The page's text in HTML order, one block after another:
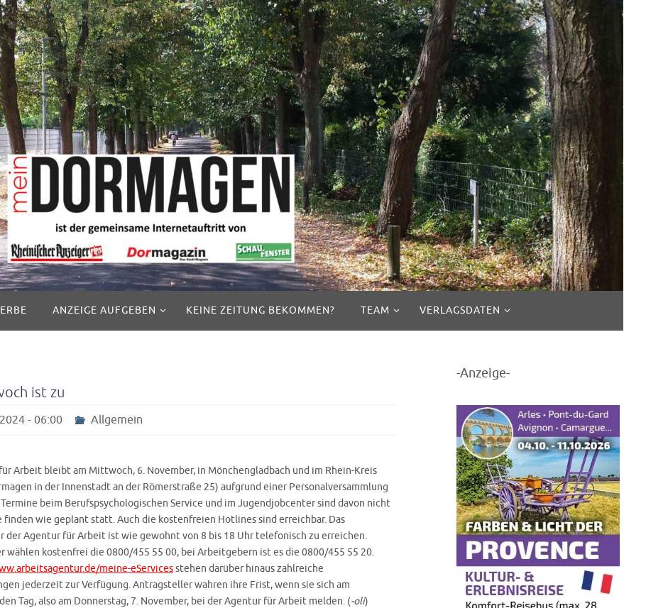
ANZEIGE AUFGEBEN KEINE ZEITUNG BEKOMMEN? TEAM VERLAGSDATEN
ist zu
- 06:00 Allgemein
Arbeit bleibt am Mittwoch, 6. November, in Mönchengladbach und im Rhein-Kreis
in der Innenstadt an der Römerstraße 25) aufgrund einer Personalversammlung
beim Berufspsychologischen Service und im Jugendjobcenter sind davon nicht
finden wie geplant statt. Auch die kostenfreien Hotlines sind erreichbar. Das
der Agentur für Arbeit ist wie gewohnt von 8 bis 18 Uhr telefonisch zu erreichen.
wählen kostenfrei die 0800/455 55 00, bei Arbeitgebern ist es die 0800/455 55 20.
meine-eServicesstehen darüber hinaus zahlreiche
jederzeit zur Verfügung. Antragsteller wahren ihre Frist, wenn sie sich am
Tag, also am Donnerstag, 7. November, bei der Agentur für Arbeit melden. (-oli)
-Anzeige-